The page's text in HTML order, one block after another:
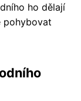
ho dělají
pohybovat